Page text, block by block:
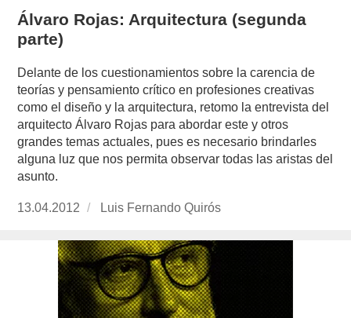
Álvaro Rojas: Arquitectura (segunda
parte)
Delante de los cuestionamientos sobre la carencia de
teorías y pensamiento crítico en profesiones creativas
como el diseño y la arquitectura, retomo la entrevista del
arquitecto Álvaro Rojas para abordar este y otros
grandes temas actuales, pues es necesario brindarles
alguna luz que nos permita observar todas las aristas del
asunto.
Publicado
13.04.2012
https://www.experimenta.es/author/luis-
quiros/
Luis Fernando Quirós